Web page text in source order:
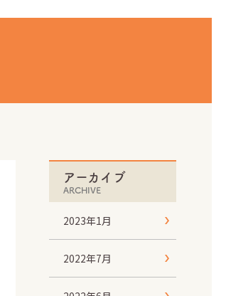
アーカイブ
ARCHIVE
2023年1月
2022年7月